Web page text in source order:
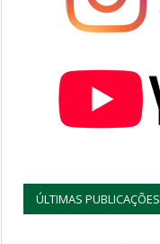
ÚLTIMAS PUBLICAÇÕES